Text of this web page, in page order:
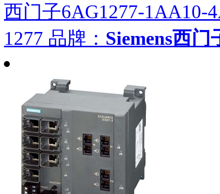
西门子6AG1277-1AA10-
1277 品牌： Siemens西门